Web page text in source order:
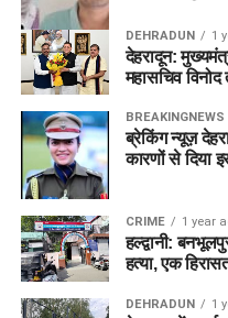
DEHRADUN 1
देहरादून:
महासचिव
BREAKINGNEWS
ब्रेकिंग न्यूज़
कारणों से दिया
CRIME 1 year
हल्द्वानी:
हत्या, एक
DEHRADUN 1